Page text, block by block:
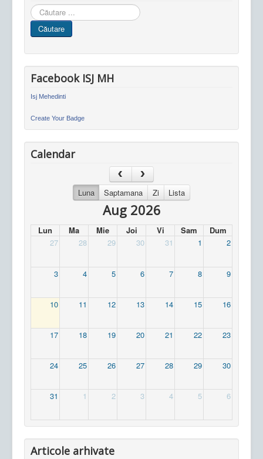
Cauta
in
site
Căutare
Facebook ISJ MH
Isj Mehedinti
Create Your Badge
Calendar
Luna Saptamana Zi Lista
Aug 2026
Lun Ma Mie Joi Vi Sam
Dum
27
28 29 30 31 1 2
3 4 5 6 7 8 9
10 11 12 13 14 15 16
17 18 19 20 21 22 23
24 25 26 27 28 29 30
31 1 2 3 4 5 6
Articole arhivate